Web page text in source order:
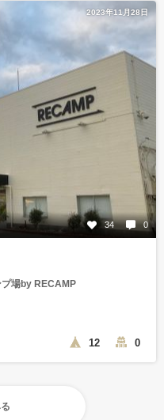
2023年11月28日
34 0
プ場by RECAMP
12 0